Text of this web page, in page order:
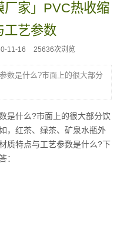
厂家」PVC热收缩
工艺参数
11-16 25636次浏览
是什么?市面上的很大部分
什么?市面上的很大部分饮
，红茶、绿茶、矿泉水瓶外
质特点与工艺参数是什么?下
：